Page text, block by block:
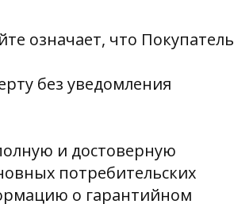
означает, что Покупатель
без уведомления
и достоверную
потребительских
о гарантийном